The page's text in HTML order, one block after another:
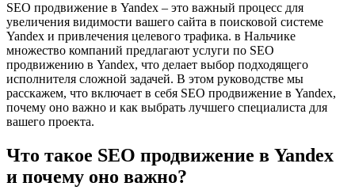
SEO продвижение в Yandex – это важный процесс для
увеличения видимости вашего сайта в поисковой системе
Yandex и привлечения целевого трафика. в Нальчике
множество компаний предлагают услуги по SEO
продвижению в Yandex, что делает выбор подходящего
исполнителя сложной задачей. В этом руководстве мы
расскажем, что включает в себя SEO продвижение в Yandex,
почему оно важно и как выбрать лучшего специалиста для
вашего проекта.
Что такое SEO продвижение в Yandex
и почему оно важно?